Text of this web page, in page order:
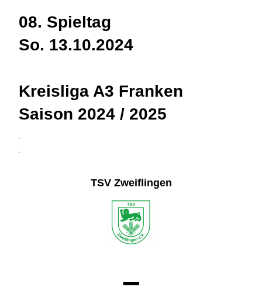
08. Spieltag
So. 13.10.2024
Kreisliga A3 Franken
Saison 2024 / 2025
3
4
TSV Zweiflingen
–